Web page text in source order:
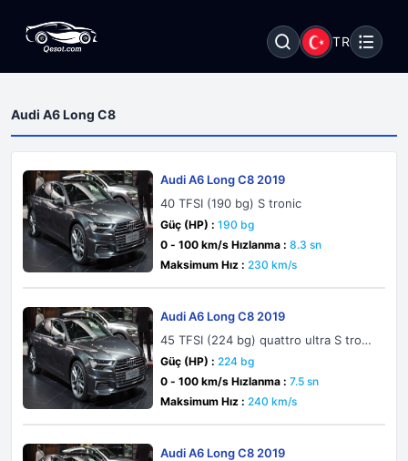
TR
Audi A6 Long C8
Audi A6 Long C8 2019
40 TFSI (190 bg) S tronic
Güç (HP) : 190 bg
0 - 100 km/s Hızlanma : 8.3 sn
Maksimum Hız : 230 km/s
Audi A6 Long C8 2019
45 TFSI (224 bg) quattro ultra S troni
c
Güç (HP) : 224 bg
0 - 100 km/s Hızlanma : 7.5 sn
Maksimum Hız : 240 km/s
Audi A6 Long C8 2019